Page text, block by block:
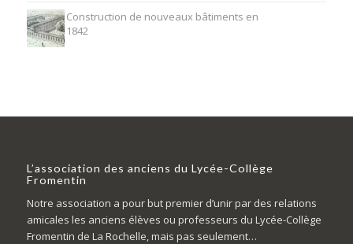
Construction de nouveaux bâtiments en
1842
L’association des anciens du Lycée-Collège
Fromentin
Notre association a pour but premier d’unir par des relations
amicales les anciens élèves ou professeurs du Lycée-Collège
Fromentin de La Rochelle, mais pas seulement…